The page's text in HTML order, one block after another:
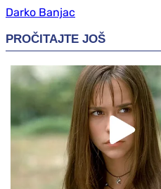
Darko Banjac